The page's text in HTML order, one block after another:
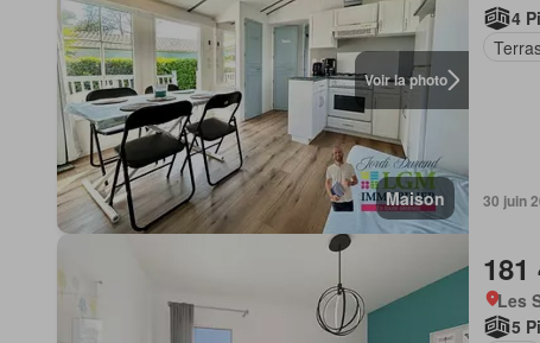
Voir la photo
Maison
4
30 juin
181
Les
5